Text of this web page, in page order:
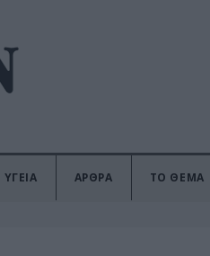
ΥΓΕΙΑ ΑΡΘΡΑ ΤΟ ΘΕΜΑ